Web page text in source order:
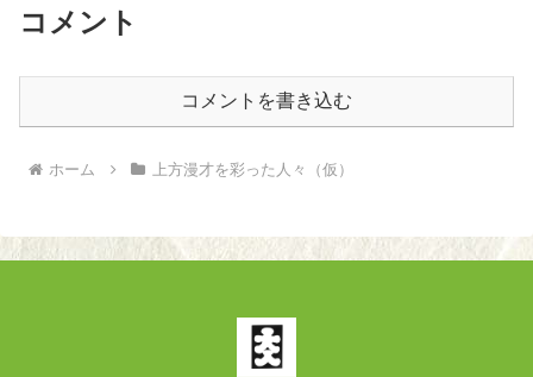
コメント
コメントを書き込む
ホーム 上方漫才を彩った人々（仮）